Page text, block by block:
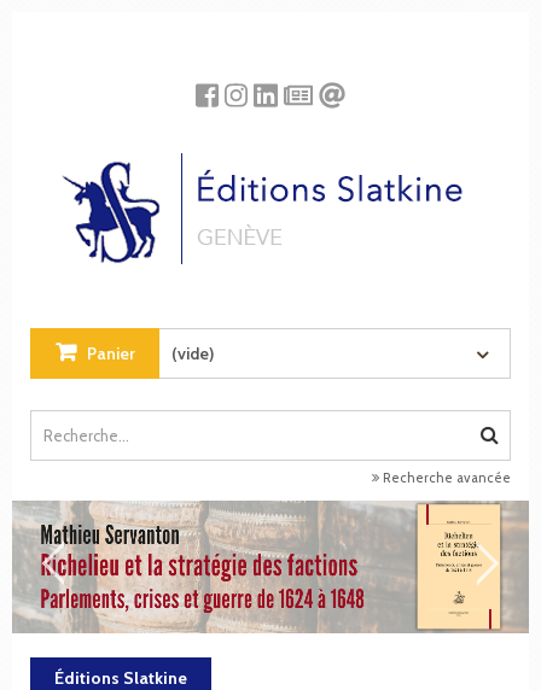
Panier (vide)
Recherche avancée
Éditions Slatkine